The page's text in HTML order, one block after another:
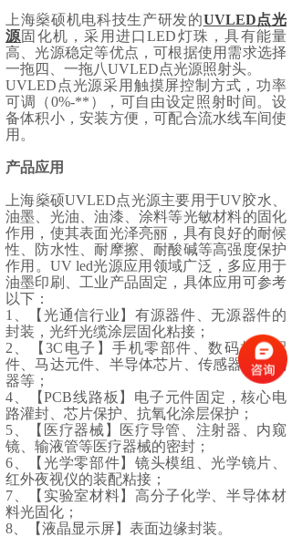
上海燊硕机电科技生产研发的UVLED点光
源固化机，采用进口LED灯珠，具有能量
高、光源稳定等优点，可根据使用需求选择
一拖四、一拖八UVLED点光源照射头。
UVLED点光源采用触摸屏控制方式，功率
可调（0%-**），可自由设定照射时间。设
备体积小，安装方便，可配合流水线车间使
用。
产品应用
上海燊硕UVLED点光源主要用于UV胶水、
油墨、光油、油漆、涂料等光敏材料的固化
作用，使其表面光泽亮丽，具有良好的耐候
性、防水性、耐摩擦、耐酸碱等高强度保护
作用。UV led光源应用领域广泛，多应用于
油墨印刷、工业产品固定，具体应用可参考
以下：
1、【光通信行业】有源器件、无源器件的
封装，光纤光缆涂层固化粘接；
2、【3C电子】手机零部件、数码相机配
件、马达元件、半导体芯片、传感器、编码
器等；
4、【PCB线路板】电子元件固定，核心电
路灌封、芯片保护、抗氧化涂层保护；
5、【医疗器械】医疗导管、注射器、内窥
镜、输液管等医疗器械的密封；
6、【光学零部件】镜头模组、光学镜片、
红外夜视仪的装配粘接；
7、【实验室材料】高分子化学、半导体材
料光固化；
8、【液晶显示屏】表面边缘封装。